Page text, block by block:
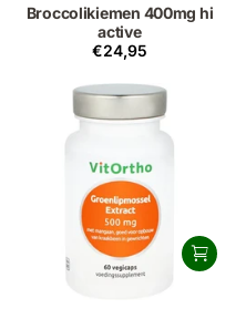
Broccolikiemen 400mg hi
active
€24,95